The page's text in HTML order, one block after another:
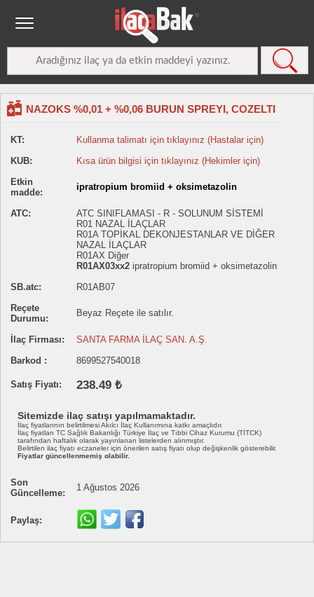
NAZOKS %0,01 + %0,06 BURUN SPREYI, COZELTI
KT:
Kullanma talimatı için tıklayınız (Hastalar için)
KUB:
Kısa ürün bilgisi için tıklayınız (Hekimler için)
Etkin
madde:
ipratropium bromiid + oksimetazolin
ATC:
ATC SINIFLAMASI - R - SOLUNUM SİSTEMİ
R01 NAZAL İLAÇLAR
R01A TOPİKAL DEKONJESTANLAR VE DİĞER
NAZAL İLAÇLAR
R01AX Diğer
R01AX03xx2 ipratropium bromiid + oksimetazolin
SB.atc:
R01AB07
Reçete
Durumu:
Beyaz Reçete ile satılır.
İlaç Firması:
SANTA FARMA İLAÇ SAN. A.Ş.
Barkod :
8699527540018
Satış Fiyatı: 238.49 ₺
Sitemizde ilaç satışı yapılmamaktadır.
İlaç fiyatlarının belirtilmesi Akılcı İlaç Kullanımına katkı amaçlıdır.
İlaç fiyatları TC Sağlık Bakanlığı Türkiye İlaç ve Tıbbi Cihaz Kurumu (TİTCK)
tarafından haftalık olarak yayınlanan listelerden alınmıştır.
Belirtilen ilaç fiyatı eczaneler için önerilen satış fiyatı olup değişkenlik gösterebilir.
Fiyatlar güncellenmemiş olabilir.
Son
Güncelleme:
1 Ağustos 2026
Paylaş: